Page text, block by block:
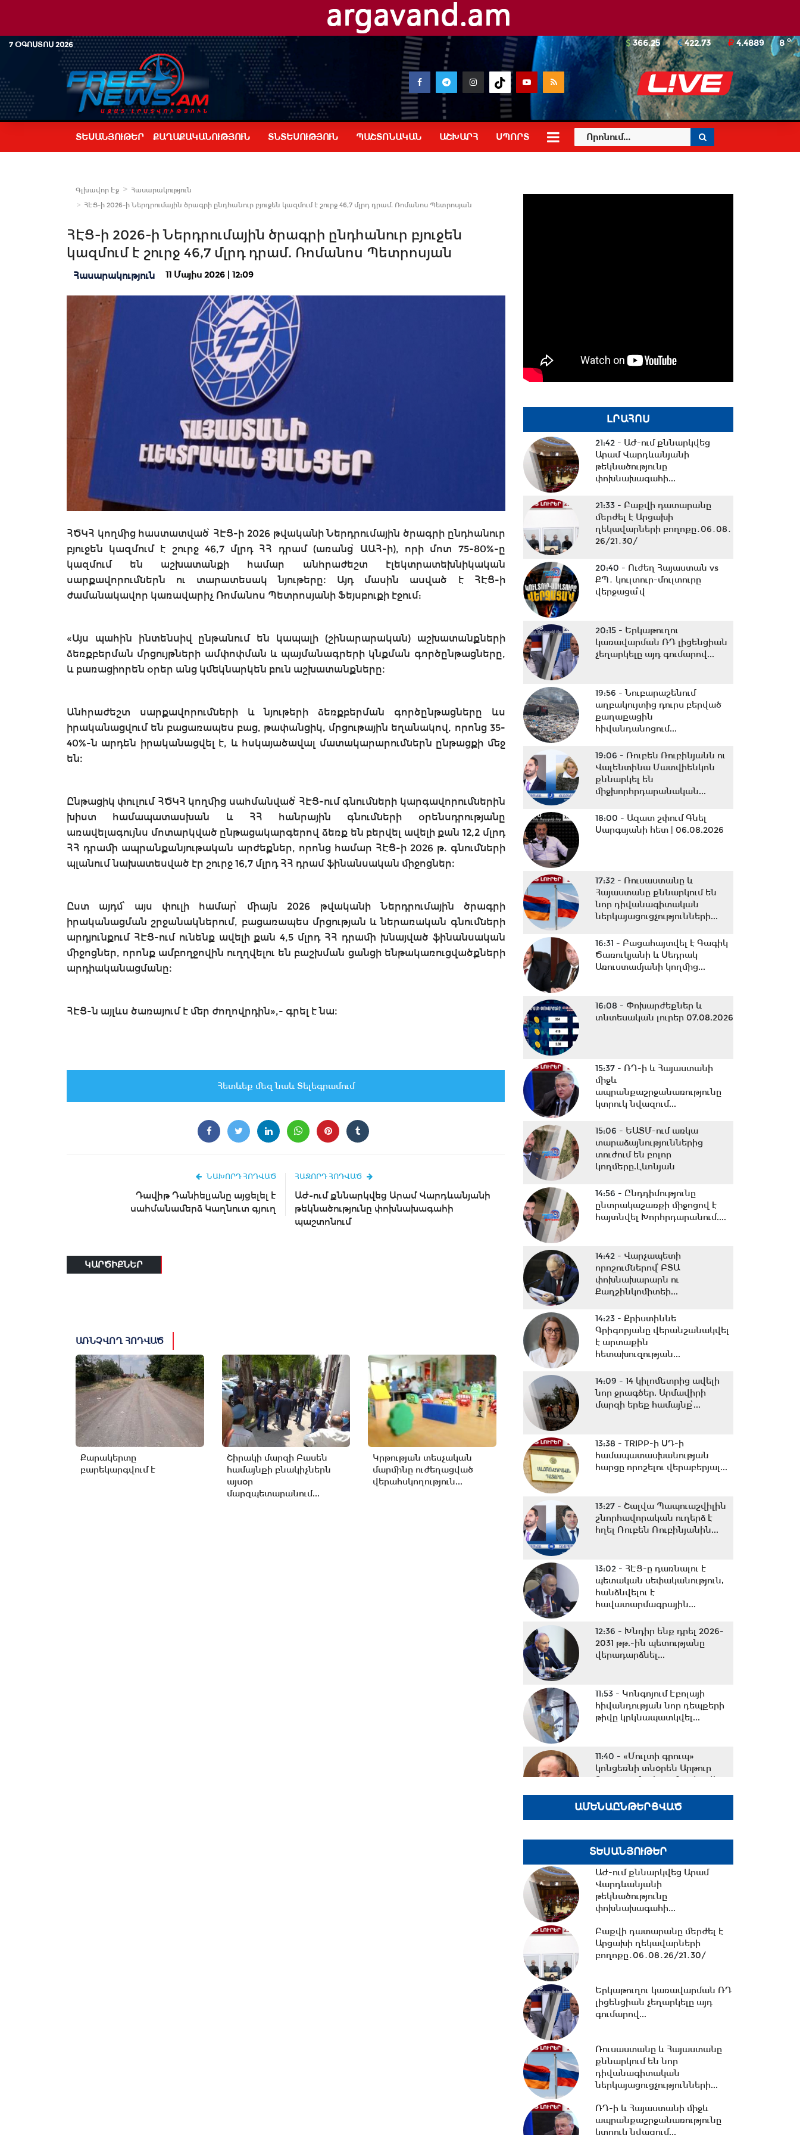
7 ՕԳՈՍՏՈՍ 2026 8o
366.25 422.73 4.4889
ՏԵՍԱՆՅՈՒԹԵՐ ՔԱՂԱՔԱԿԱՆՈՒԹՅՈՒՆ ՏՆՏԵՍՈՒԹՅՈՒՆ ՊԱՇՏՈՆԱԿԱՆ ԱՇԽԱՐՀ ՍՊՈՐՏ
Գլխավոր Էջ
Հասարակություն
ՀԷՑ-ի 2026-ի Ներդրումային ծրագրի ընդհանուր բյուջեն կազմում է շուրջ 46,7 մլրդ դրամ. Ռոմանոս Պետրոսյան
ՀԷՑ-ի 2026-ի Ներդրումային ծրագրի ընդհանուր բյուջեն
կազմում է շուրջ 46,7 մլրդ դրամ. Ռոմանոս Պետրոսյան
Հասարակություն 11 Մայիս 2026 | 12:09
ՀԾԿՀ կողմից հաստատված՝ ՀԷՑ-ի 2026 թվականի Ներդրումային ծրագրի ընդհանուր
բյուջեն կազմում է շուրջ 46,7 մլրդ ՀՀ դրամ (առանց՝ ԱԱՀ-ի), որի մոտ 75-80%-ը
կազմում են աշխատանքի համար անհրաժեշտ էլեկտրատեխնիկական
սարքավորումներն ու տարատեսակ նյութերը։ Այդ մասին ասված է ՀԷՑ-ի
ժամանակավոր կառավարիչ Ռոմանոս Պետրոսյանի Ֆեյսբուքի էջում:
«Այս պահին ինտենսիվ ընթանում են կապալի (շինարարական) աշխատանքների
ձեռքբերման մրցույթների ամփոփման և պայմանագրերի կնքման գործընթացները,
և բառացիորեն օրեր անց կմեկնարկեն բուն աշխատանքները։
Անհրաժեշտ սարքավորումների և նյութերի ձեռքբերման գործընթացները ևս
իրականացվում են բացառապես բաց, թափանցիկ, մրցութային եղանակով, որոնց 35-
40%-ն արդեն իրականացվել է, և հսկայածավալ մատակարարումներն ընթացքի մեջ
են։
Ընթացիկ փուլում ՀԾԿՀ կողմից սահմանված՝ ՀԷՑ-ում գնումների կարգավորումներին
խիստ համապատասխան և ՀՀ հանրային գնումների օրենսդրությանը
առավելագույնս մոտարկված ընթացակարգերով ձեռք են բերվել ավելի քան 12,2 մլրդ
ՀՀ դրամի ապրանքանյութական արժեքներ, որոնց համար ՀԷՑ-ի 2026 թ. գնումների
պլանում նախատեսված էր շուրջ 16,7 մլրդ ՀՀ դրամ ֆինանսական միջոցներ։
Ըստ այդմ՝ այս փուլի համար՝ միայն 2026 թվականի Ներդրումային ծրագրի
իրականացման շրջանակներում, բացառապես մրցության և ներառական գնումների
արդյունքում ՀԷՑ-ում ունենք ավելի քան 4,5 մլրդ ՀՀ դրամի խնայված ֆինանսական
միջոցներ, որոնք ամբողջովին ուղղվելու են բաշխման ցանցի ենթակառուցվածքների
արդիականացմանը։
ՀԷՑ-ն այլևս ծառայում է մեր ժողովրդին»,- գրել է նա։
Հետևեք մեզ նաև Տելեգրամում
ՆԱԽՈՐԴ ՀՈԴՎԱԾ
Դավիթ Դանիելյանը այցելել է
սահմանամերձ Կաղնուտ գյուղ
ՀԱՋՈՐԴ ՀՈԴՎԱԾ
ԱԺ-ում քննարկվեց Արամ Վարդևանյանի
թեկնածությունը փոխնախագահի
պաշտոնում
ԿԱՐԾԻՔՆԵՐ
ԱՌՆՉՎՈՂ ՀՈԴՎԱԾ
Քարակերտը
բարեկարգվում է
Շիրակի մարզի Բասեն
համայնքի բնակիչներն
այսօր
մարզպետարանում...
Կրթության տեսչական
մարմինը ուժեղացված
վերահսկողություն...
ԼՐԱՀՈՍ
21:42 - ԱԺ-ում քննարկվեց
Արամ Վարդևանյանի
թեկնածությունը
փոխնախագահի...
21:33 - Բաքվի դատարանը
մերժել է Արցախի
ղեկավարների բողոքը․06․08․
26/21․30/
20:40 - Ուժեղ Հայաստան vs
ՔՊ․ կուլտուր-մուլտուրը
վերջացա՞վ
20:15 - Երկաթուղու
կառավարման ՌԴ լիցենցիան
չեղարկելը այդ գումարով...
19:56 -Նուբարաշենում
աղբակույտից դուրս բերված
քաղաքացին
հիվանդանոցում...
19:06 - Ռուբեն Ռուբինյանն ու
Վալենտինա Մատվիենկոն
քննարկել են
միջխորհրդարանական...
18:00 - Ազատ շփում Գնել
Սարգսյանի հետ | 06.08.2026
17:32 - Ռուսաստանը և
Հայաստանը քննարկում են
նոր դիվանագիտական
ներկայացուցչությունների...
16:31 - Բացահայտվել է Գագիկ
Ծառուկյանի և Սեդրակ
Առուստամյանի կողմից...
16:08 - Փոխարժեքներ և
տնտեսական լուրեր 07.08.2026
15:37 - ՌԴ-ի և Հայաստանի
միջև
ապրանքաշրջանառությունը
կտրուկ նվազում...
15:06 - ԵԱՏՄ-ում առկա
տարաձայնություններից
տուժում են բոլոր
կողմերը.Լևոնյան
14:56 - Ընդդիմությունը
ընտրակաշառքի միջոցով է
հայտնվել Խորհրդարանում....
14:42 - Վարչապետի
որոշումներով՝ ԲՏԱ
փոխնախարարն ու
Քաղշինկոմիտեի...
14:23 - Քրիստիննե
Գրիգորյանը վերանշանակվել
է արտաքին
հետախուզության...
14:09 - 14 կիլոմետրից ավելի
նոր ջրագծեր. Արմավիրի
մարզի երեք համայնք՝...
13:38 - TRIPP-ի ՍԴ-ի
համապատասխանության
հարցը որոշելու վերաբերյալ...
13:27 - Շալվա Պապուաշվիլին
շնորհավորական ուղերձ է
հղել Ռուբեն Ռուբինյանին...
13:02 - ՀԷՑ-ը դառնալու է
պետական սեփականություն,
հանձնվելու է
հավատարմագրային...
12:36 - Խնդիր ենք դրել 2026-
2031 թթ.-ին պետությանը
վերադարձնել...
11:53 - Կոնգոյում Էբոլայի
հիվանդության նոր դեպքերի
թիվը կրկնապատկվել...
11:40 - «Մուլտի գրուպ»
կոնցեռնի տնօրեն Արթուր
Դալլաքյանը կալանավորվել...
11:32 -«Մուլտի գրուպ»
Սեդրակ Առուստամյանը...
11:17 -Սպիտակում 23
բնակարան կհատկացվի
երկրաշարժի հետևանքով
10:49 -Վարչապետ Փաշինյանը
երկօրյա աշխատանքային
10:31 -Որպես անհետ կորած
որոնվում է 1992 թ. ծնված
10:21 - «Մուլտի գրուպ»
կոնցեռնի նախկին գլխավոր
տնօրենը կալանավորվել...
10:09 -Երեք նախարարություն
ԱՄԵՆԱԸՆԹԵՐՑՎԱԾ
ՏԵՍԱՆՅՈՒԹԵՐ
ԱԺ-ում քննարկվեց Արամ
Վարդևանյանի
թեկնածությունը
փոխնախագահի...
Բաքվի դատարանը մերժել է
Արցախի ղեկավարների
բողոքը․06․08․26/21․30/
Երկաթուղու կառավարման ՌԴ
լիցենցիան չեղարկելը այդ
գումարով...
Ռուսաստանը և Հայաստանը
քննարկում են նոր
դիվանագիտական
ներկայացուցչությունների...
ՌԴ-ի և Հայաստանի միջև
ապրանքաշրջանառությունը
կտրուկ նվազում...